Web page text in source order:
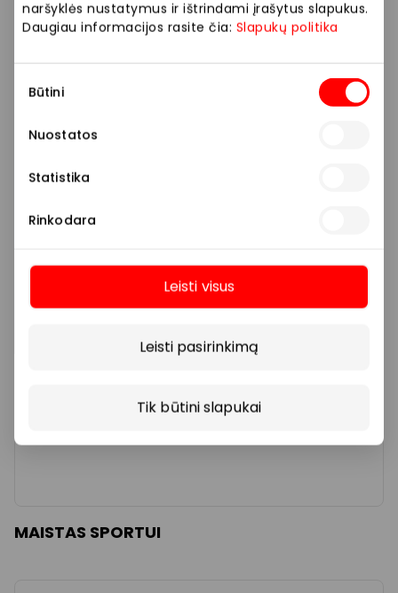
naršyklės nustatymus ir ištrindami įrašytus slapukus.
Daugiau informacijos rasite čia: Slapukų politika
pasirinkimas
Būtini
Nuostatos
Statistika
Rinkodara
Leisti visus
Leisti pasirinkimą
Tik būtini slapukai
LIVIN
Sporto ir laisvalaikio prekės
MAISTAS SPORTUI
Daugiau